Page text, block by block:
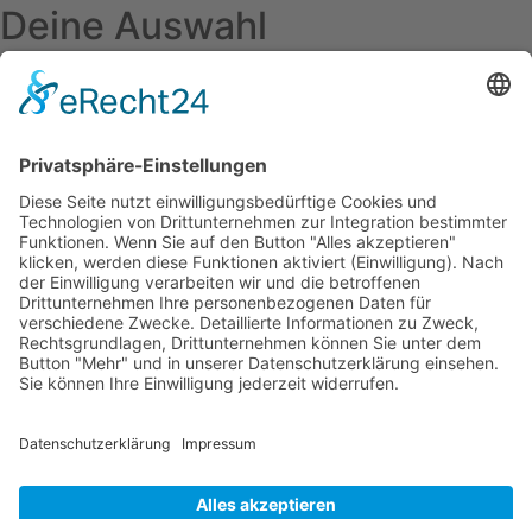
Deine Auswahl
Startseite
Aktuelles Blog
Ausgaben online lesen
Über uns
Startseite
Datenschutzerklärung
Widerrufsbelehrung
Mediadaten 2026
Allgemeine Geschäftsbedingungen
Impressum
Kontakt
Datenschutzerklärung
Widerrufsbelehrung
Mediadaten 2026